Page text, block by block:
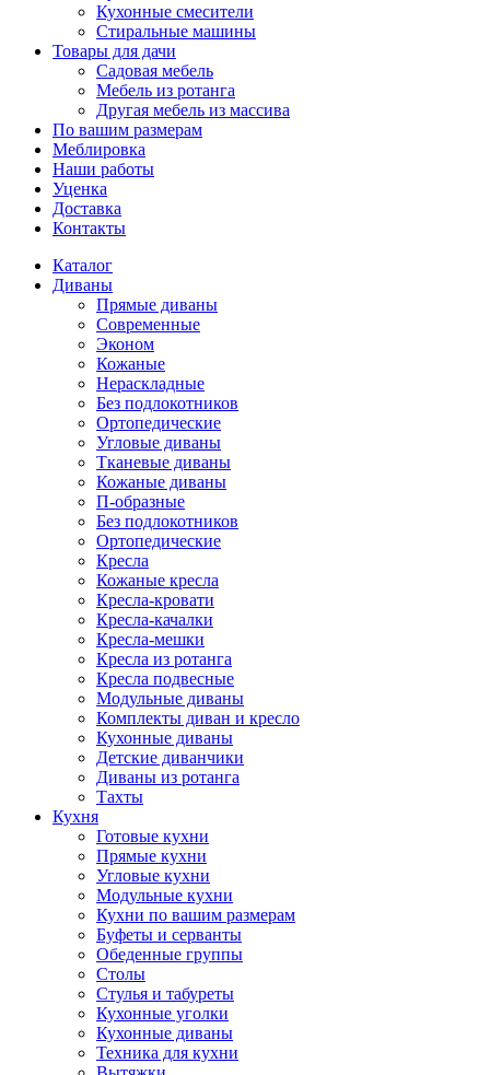
Кухонные смесители
Стиральные машины
Товары для дачи
Садовая мебель
Мебель из ротанга
Другая мебель из массива
По вашим размерам
Меблировка
Наши работы
Уценка
Доставка
Контакты
Каталог
Диваны
Прямые диваны
Современные
Эконом
Кожаные
Нераскладные
Без подлокотников
Ортопедические
Угловые диваны
Тканевые диваны
Кожаные диваны
П-образные
Без подлокотников
Ортопедические
Кресла
Кожаные кресла
Кресла-кровати
Кресла-качалки
Кресла-мешки
Кресла из ротанга
Кресла подвесные
Модульные диваны
Комплекты диван и кресло
Кухонные диваны
Детские диванчики
Диваны из ротанга
Тахты
Кухня
Готовые кухни
Прямые кухни
Угловые кухни
Модульные кухни
Кухни по вашим размерам
Буфеты и серванты
Обеденные группы
Столы
Стулья и табуреты
Кухонные уголки
Кухонные диваны
Техника для кухни